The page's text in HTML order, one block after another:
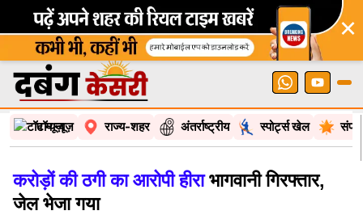
×
टॉप न्यूज़ राज्य-शहर अंतर्राष्ट्रीय स्पोर्ट्स खेल
करोड़ों की ठगी का आरोपी हीराभागवानी गिरफ्तार,
जेल भेजा गया